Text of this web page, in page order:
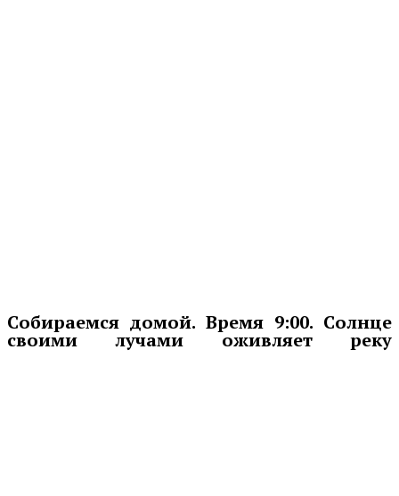
Собираемся домой. Время 9:00. Солнце
своими лучами оживляет реку